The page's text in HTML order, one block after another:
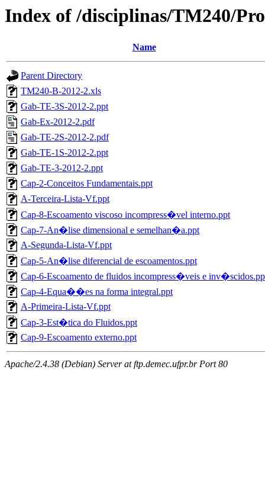
Index of /disciplinas/TM240/
Name
Parent Directory
TM240-B-2012-2.xls
Gab-TE-3S-2012-2.ppt
Gab-Ex-2012-2.pdf
Gab-TE-2S-2012-2.pdf
Gab-TE-1S-2012-2.ppt
Gab-TE-3-2012-2.ppt
Cap-2-Conceitos Fundamentais.ppt
A-Terceira-Lista-Vf.ppt
Cap-8-Escoamento viscoso incompress�vel interno.ppt
Cap-7-An�lise dimensional e semelhan�a.ppt
A-Segunda-Lista-Vf.ppt
Cap-5-An�lise diferencial de escoamentos.ppt
Cap-6-Escoamento de fluidos incompress�veis e
Cap-4-Equa��es na forma integral.ppt
A-Primeira-Lista-Vf.ppt
Cap-3-Est�tica do Fluidos.ppt
Cap-9-Escoamento externo.ppt
Apache/2.4.38 (Debian) Server at ftp.demec.ufpr.br Port 80